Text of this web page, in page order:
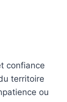
confiance
territoire
ou